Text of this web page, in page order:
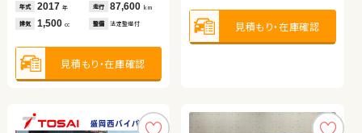
年式 2017 年 走行 87,600 km
排気 1,500 cc 整備 法定整備付
見積もり・在庫確認
見積もり・在庫確認
年式 2014 年 走行 34,000 km
排気 660cc 整備 なし
見積もり・在庫確認
排気 660 整備 なし